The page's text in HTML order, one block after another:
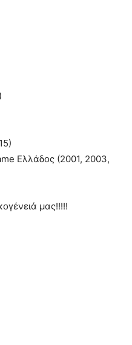
Ελλάδος (2001, 2003,
μας!!!!!